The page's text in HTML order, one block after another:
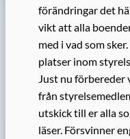
förändringar det
vikt att alla
med i vad som
platser inom
Just nu förbereder
från
utskick till er alla
läser. Försvinner